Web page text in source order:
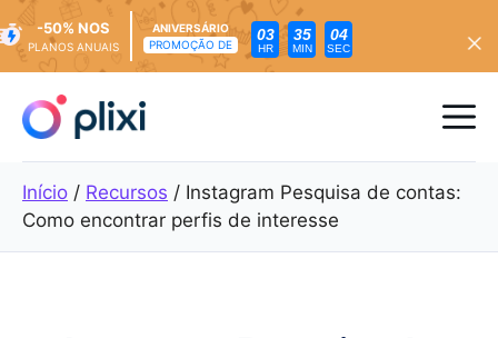
para
conteúdo
-50% NOS
PLANOS ANUAIS
ANIVERSÁRIO
PROMOÇÃO DE
03
HR
35
MIN
02
SEC
Início / Recursos / Instagram Pesquisa de contas:
Como encontrar perfis de interesse